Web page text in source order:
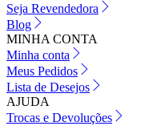
Seja Revendedora
Blog
MINHA CONTA
Minha conta
Meus Pedidos
Lista de Desejos
AJUDA
Trocas e Devoluções